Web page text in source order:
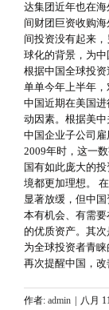
达集团近年也在
间财团巨资收购
间投资没有起来
球化的背景，为中
根据中国全球投
单单今年上半年，
中国近期在美国
动因素。根据美
中国企业子公司
2009年时，这一
国有如此庞大的
境都更加理想。
显著放缓，但中
本有机会、有需
的优质资产。其
为全球投资者青
再次提醒中国，改
作者: admin 八月